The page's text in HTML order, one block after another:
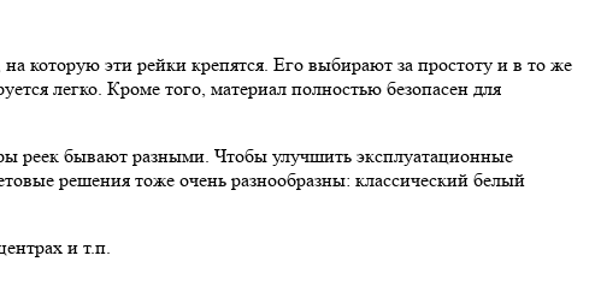
которую эти рейки крепятся. Его выбирают за простоту и в то же
легко. Кроме того, материал полностью безопасен для
реек бывают разными. Чтобы улучшить эксплуатационные
решения тоже очень разнообразны: классический белый
и т.п.